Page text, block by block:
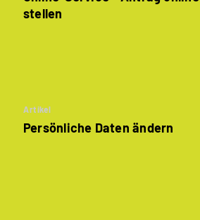
stellen
Artikel
Persönliche Daten ändern